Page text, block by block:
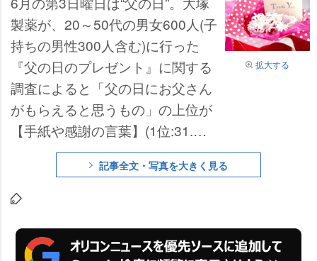
拡大する
製薬が、20～50代の男女600人(子
持ちの男性300人含む)に行った
『父の日のプレゼント』に関する
調査によると「父の日にお父さん
がもらえると思うもの」の上位が
【手紙や感謝の言葉】(1位:31.
7%)、【手作りのプレゼント】(3
位:28.3%)だったのに対し、「子
供が贈る予定のもの」ではその2
子でほぼ真逆の結果となった。
記事全文・写真を大きく見る